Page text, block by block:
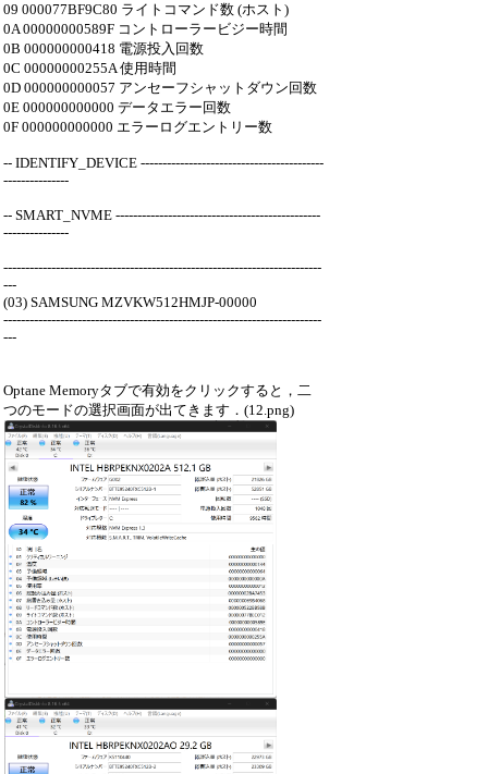
09 000077BF9C80 ライトコマンド数 (ホスト)
0A 00000000589F コントローラービジー時間
0B 000000000418 電源投入回数
0C 00000000255A 使用時間
0D 000000000057 アンセーフシャットダウン回数
0E 000000000000 データエラー回数
0F 000000000000 エラーログエントリー数
-- IDENTIFY_DEVICE ------------------------------------------
---------------
-- SMART_NVME -----------------------------------------------
---------------
-------------------------------------------------------------------------
---
(03) SAMSUNG MZVKW512HMJP-00000
-------------------------------------------------------------------------
---
Optane Memoryタブで有効をクリックすると，二
つのモードの選択画面が出てきます．(12.png)